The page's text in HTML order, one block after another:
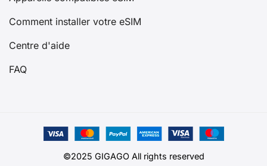
Comment installer votre eSIM
Centre d'aide
FAQ
©2025 GIGAGO All rights reserved